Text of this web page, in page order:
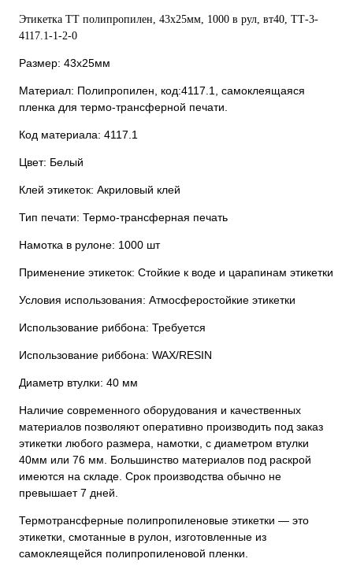
Этикетка ТТ полипропилен, 43х25мм, 1000 в рул, вт40, TТ-3-
4117.1-1-2-0
Размер: 43х25мм
Материал: Полипропилен, код:4117.1, самоклеящаяся
пленка для термо-трансферной печати.
Код материала: 4117.1
Цвет: Белый
Клей этикеток: Акриловый клей
Тип печати: Термо-трансферная печать
Намотка в рулоне: 1000 шт
Применение этикеток: Стойкие к воде и царапинам этикетки
Условия использования: Атмосферостойкие этикетки
Использование риббона: Требуется
Использование риббона: WAX/RESIN
Диаметр втулки: 40 мм
Наличие современного оборудования и качественных
материалов позволяют оперативно производить под заказ
этикетки любого размера, намотки, с диаметром втулки
40мм или 76 мм. Большинство материалов под раскрой
имеются на складе. Срок производства обычно не
превышает 7 дней.
Термотрансферные полипропиленовые этикетки — это
этикетки, смотанные в рулон, изготовленные из
самоклеящейся полипропиленовой пленки.